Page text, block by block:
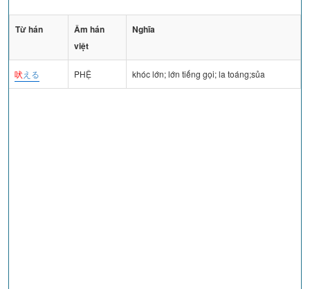
Từ hán
Âm hán
việt
Nghĩa
吠える PHỆ khóc lớn; lớn tiếng gọi; la toáng;sủa